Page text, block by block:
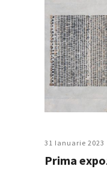
31 Ianuarie 2023
Prima